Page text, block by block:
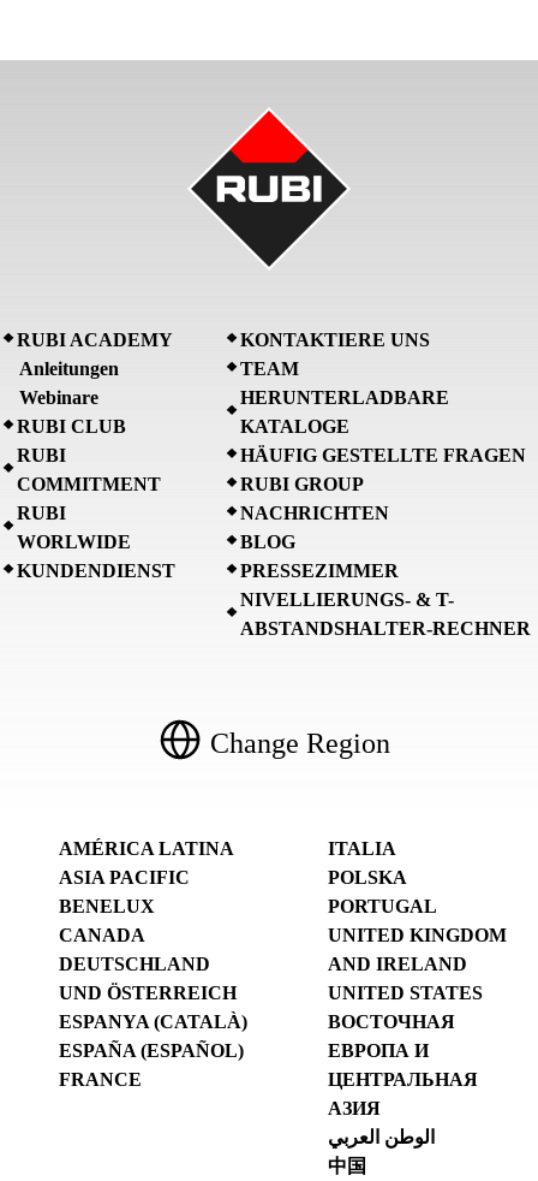
RUBI ACADEMY
Anleitungen
Webinare
RUBI CLUB
RUBI
COMMITMENT
RUBI
WORLWIDE
KUNDENDIENST
KONTAKTIERE UNS
TEAM
HERUNTERLADBARE
KATALOGE
HÄUFIG GESTELLTE FRAGEN
RUBI GROUP
NACHRICHTEN
BLOG
PRESSEZIMMER
NIVELLIERUNGS- & T-
ABSTANDSHALTER-RECHNER
Change Region
AMÉRICA LATINA
ASIA PACIFIC
BENELUX
CANADA
DEUTSCHLAND
UND ÖSTERREICH
ESPANYA (CATALÀ)
ESPAÑA (ESPAÑOL)
FRANCE
ITALIA
POLSKA
PORTUGAL
UNITED KINGDOM
AND IRELAND
UNITED STATES
ВОСТОЧНАЯ
ЕВРОПА И
ЦЕНТРАЛЬНАЯ
АЗИЯ
الوطن العربي
中国